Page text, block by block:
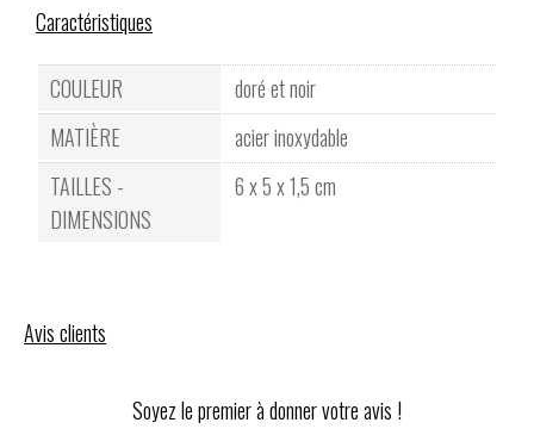
Caractéristiques
COULEUR
doré et noir
MATIÈRE
acier inoxydable
TAILLES -
DIMENSIONS
6 x 5 x 1,5 cm
Avis clients
Soyez le premier à donner votre avis !